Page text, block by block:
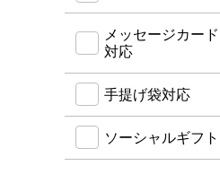
メッセージカード
対応
手提げ袋対応
ソーシャルギフト